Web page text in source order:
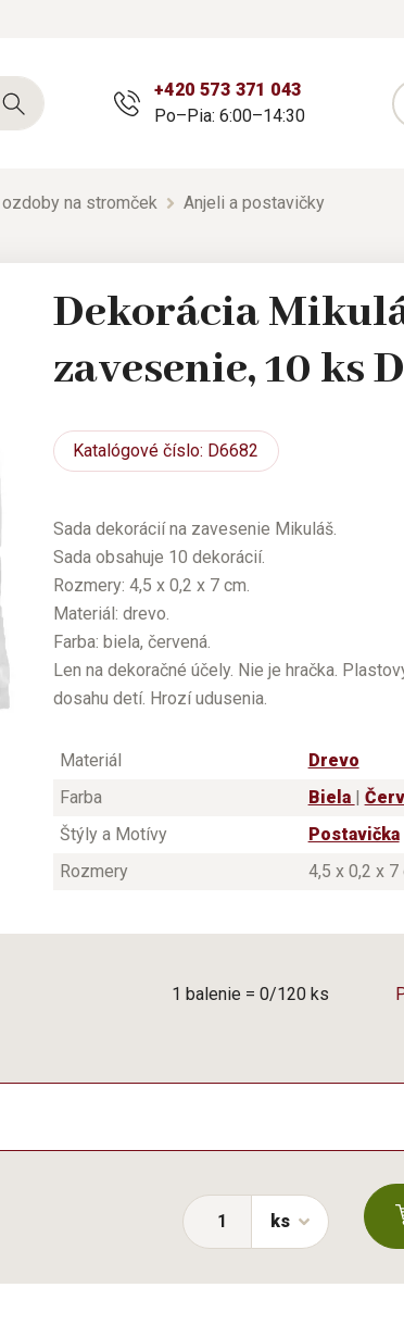
+420 573 371 043
Po–Pia: 6:00–14:30
na stromček
Anjeli a postavičky
Dekorácia
zavesenie, 10 ks
Katalógové číslo: D6682
Sada dekorácií na zavesenie Mikuláš.
Sada obsahuje 10 dekorácií.
Rozmery: 4,5 x 0,2 x 7 cm.
Materiál: drevo.
Farba: biela, červená.
Len na dekoračné účely. Nie je hračka.
dosahu detí. Hrozí udusenia.
Materiál
Drevo
Farba
Biela
Štýly a Motívy
Postavička
Rozmery
4,5 x 0,2 x 7
1 balenie = 0/120 ks
ks